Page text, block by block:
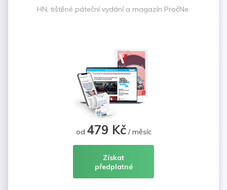
HN, tištěné páteční vydání a magazín PročNe.
od 479 Kč/ měsíc
Získat
předplatné